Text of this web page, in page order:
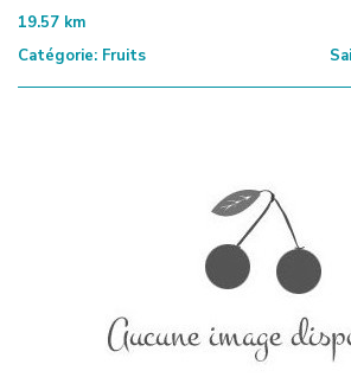
19.57 km
Catégorie: Fruits